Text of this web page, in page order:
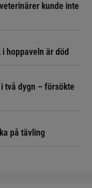
kunde inte
hoppaveln är död
två dygn – försökte
på tävling